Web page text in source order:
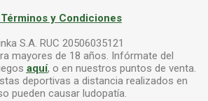
y Condiciones
S.A. RUC 20506035121
mayores de 18 años. Infórmate del
aquí, o en nuestros puntos de venta.
deportivas a distancia realizados en
pueden causar ludopatía.